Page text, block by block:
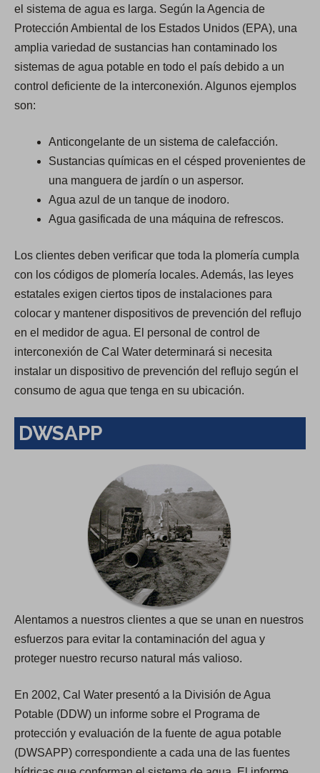
el sistema de agua es larga. Según la Agencia de
Protección Ambiental de los Estados Unidos (EPA), una
amplia variedad de sustancias han contaminado los
sistemas de agua potable en todo el país debido a un
control deficiente de la interconexión. Algunos ejemplos
son:
Anticongelante de un sistema de calefacción.
Sustancias químicas en el césped provenientes de
una manguera de jardín o un aspersor.
Agua azul de un tanque de inodoro.
Agua gasificada de una máquina de refrescos.
Los clientes deben verificar que toda la plomería cumpla
con los códigos de plomería locales. Además, las leyes
estatales exigen ciertos tipos de instalaciones para
colocar y mantener dispositivos de prevención del reflujo
en el medidor de agua. El personal de control de
interconexión de Cal Water determinará si necesita
instalar un dispositivo de prevención del reflujo según el
consumo de agua que tenga en su ubicación.
DWSAPP
Alentamos a nuestros clientes a que se unan en nuestros
esfuerzos para evitar la contaminación del agua y
proteger nuestro recurso natural más valioso.
En 2002, Cal Water presentó a la División de Agua
Potable (DDW) un informe sobre el Programa de
protección y evaluación de la fuente de agua potable
(DWSAPP) correspondiente a cada una de las fuentes